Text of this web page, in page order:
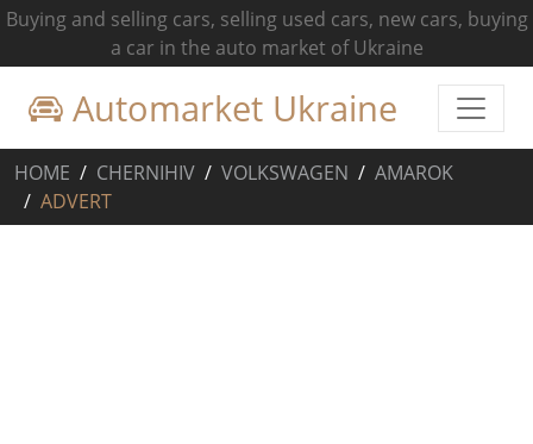
Buying and selling cars, selling used cars, new cars, buying
a car in the auto market of Ukraine
Automarket Ukraine
HOME CHERNIHIV VOLKSWAGEN
AMAROK
ADVERT